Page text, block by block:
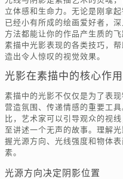
立体感和生命力。无论是刚拿
已经小有所成的绘画爱好者，
方法都能让你的作品产生质的
素描中光影表现的各类技巧，
造出令人惊叹的视觉效果。
光影在素描中的核心作用
素描中的光影不仅仅是为了表
营造氛围、传递情感的重要工
比，艺术家可以引导观众的视
至讲述一个无声的故事。理解
握光源方向、光线强度和物体
素。
光源方向决定阴影位置